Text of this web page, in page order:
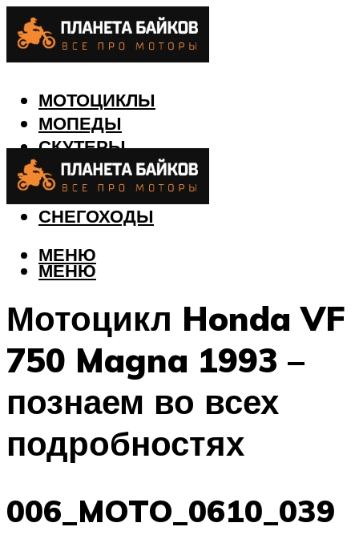
МОТОЦИКЛЫ
МОПЕДЫ
СКУТЕРЫ
КВАДРОЦИКЛЫ
ЛОДКИ
СНЕГОХОДЫ
МЕНЮ
МЕНЮ
Мотоцикл Honda VF
750 Magna 1993 –
познаем во всех
подробностях
006_MOTO_0610_039